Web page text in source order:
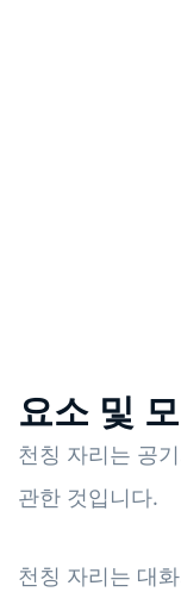
요소 및
천칭 자리는 공
관한 것입니다.
천칭 자리는 대